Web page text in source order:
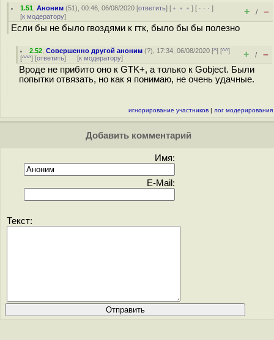
1.51 ,Аноним (51), 00:46, 06/08/2020 [ответить] [ ﹢﹢﹢] [ · · ·]
[к модератору] + / –
Если бы не было гвоздями к гтк, было бы бы полезно
2.52 ,Совершенно другой аноним (?), 17:34, 06/08/2020 [^] [^^]
[^^^] [ответить] [к модератору] + / –
Вроде не прибито оно к GTK+, а только к Gobject. Были
попытки отвязать, но как я понимаю, не очень удачные.
игнорирование участников | лог модерирования
Добавить комментарий
Имя:
E-Mail:
Текст: